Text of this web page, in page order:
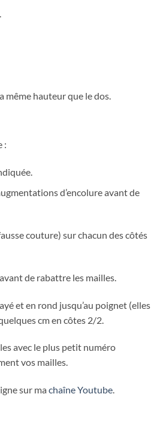
même hauteur que le dos.
:
d’encolure avant de
couture) sur chacun des côtés
de rabattre les mailles.
et en rond jusqu’au poignet (elles
cm en côtes 2/2.
avec le plus petit numéro
vos mailles.
sur ma chaîne Youtube.